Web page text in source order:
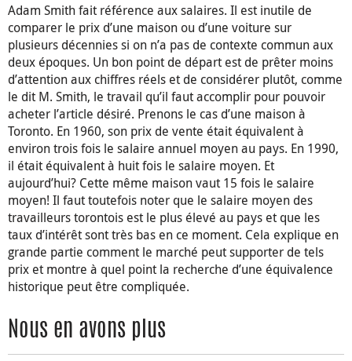
Adam Smith fait référence aux salaires. Il est inutile de
comparer le prix d’une maison ou d’une voiture sur
plusieurs décennies si on n’a pas de contexte commun aux
deux époques. Un bon point de départ est de prêter moins
d’attention aux chiffres réels et de considérer plutôt, comme
le dit M. Smith, le travail qu’il faut accomplir pour pouvoir
acheter l’article désiré. Prenons le cas d’une maison à
Toronto. En 1960, son prix de vente était équivalent à
environ trois fois le salaire annuel moyen au pays. En 1990,
il était équivalent à huit fois le salaire moyen. Et
aujourd’hui? Cette même maison vaut 15 fois le salaire
moyen! Il faut toutefois noter que le salaire moyen des
travailleurs torontois est le plus élevé au pays et que les
taux d’intérêt sont très bas en ce moment. Cela explique en
grande partie comment le marché peut supporter de tels
prix et montre à quel point la recherche d’une équivalence
historique peut être compliquée.
Nous en avons plus